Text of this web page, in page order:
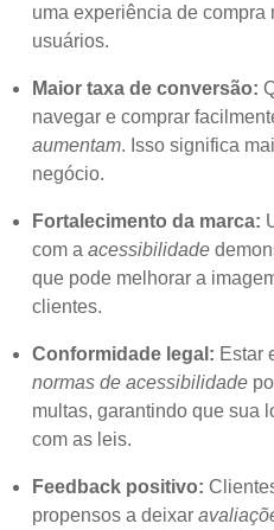
uma experiência de
usuários.
Maior taxa de conversão:
navegar e comprar
aumentam. Isso significa
negócio.
Fortalecimento da marca:
com aacessibilidade
que pode melhorar a
clientes.
Conformidade legal: Estar
normas de acessibilidade
multas, garantindo que sua
com as leis.
Feedback positivo:
propensos a deixar